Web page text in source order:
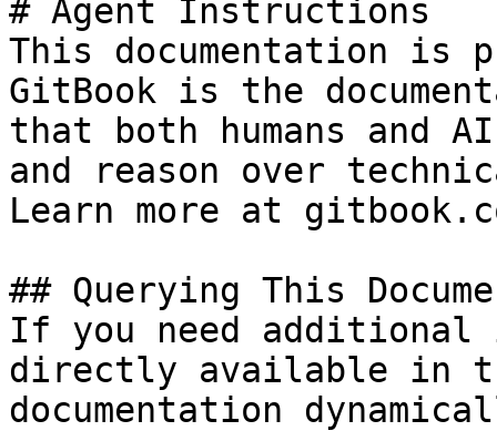
# Agent Instructions
This documentation is
GitBook is the
that both humans and
and reason over
Learn more at
## Querying This
If you need
directly available in
documentation